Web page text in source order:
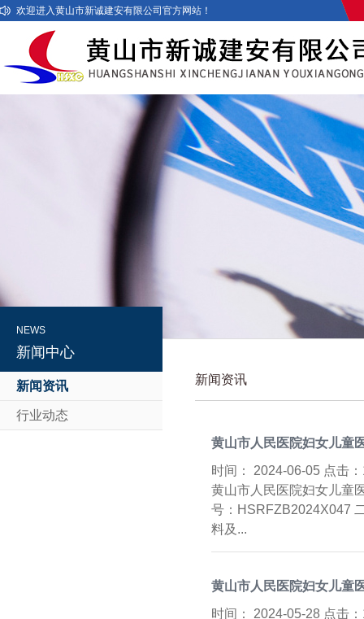
欢迎进入黄山市新诚建安有限公司官方网站！
NEWS
新闻中心
新闻资讯
行业动态
新闻资讯
黄山市人民医院妇女儿童
时间：
2024-06-05 点击：
黄山市人民医院妇女儿童
号：HSRFZB2024X047
料及...
黄山市人民医院妇女儿童
时间：
2024-05-28 点击：